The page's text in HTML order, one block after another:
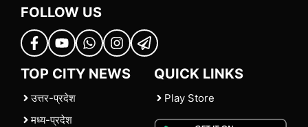
FOLLOW US
TOP CITY NEWS
उत्तर-प्रदेश
मध्य-प्रदेश
QUICK LINKS
Play Store